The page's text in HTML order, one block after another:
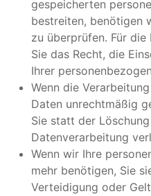
gespeicherten
bestreiten, benötigen
zu überprüfen. Für
Sie das Recht, die
Ihrer
Wenn die
Daten unrechtmäßig
Sie statt der
Datenverarbeitung
Wenn wir Ihre
mehr benötigen, Sie
Verteidigung oder